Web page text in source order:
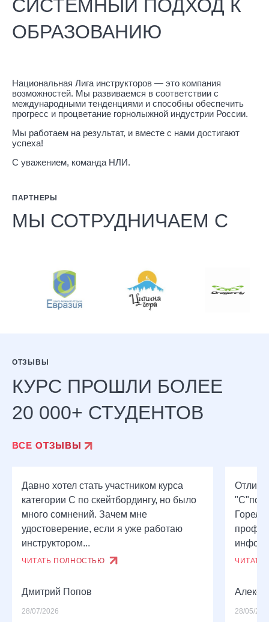
СИСТЕМНЫЙ ПОДХОД К
ОБРАЗОВАНИЮ
Национальная Лига инструкторов — это компания
возможностей. Мы развиваемся в соответствии с
международными тенденциями и способны обеспечить
прогресс и процветание горнолыжной индустрии России.
Мы работаем на результат, и вместе с нами достигают
успеха!
С уважением, команда НЛИ.
ПАРТНЕРЫ
МЫ СОТРУДНИЧАЕМ С
ОТЗЫВЫ
КУРС ПРОШЛИ БОЛЕЕ
20 000+ СТУДЕНТОВ
ВСЕ ОТЗЫВЫ
Давно хотел стать участником курса
категории С по скейтбордингу, но было
много сомнений. Зачем мне
удостоверение, если я уже работаю
инструктором...
ЧИТАТЬ ПОЛНОСТЬЮ
Дмитрий Попов
28/07/2026
"С"по
28/05/